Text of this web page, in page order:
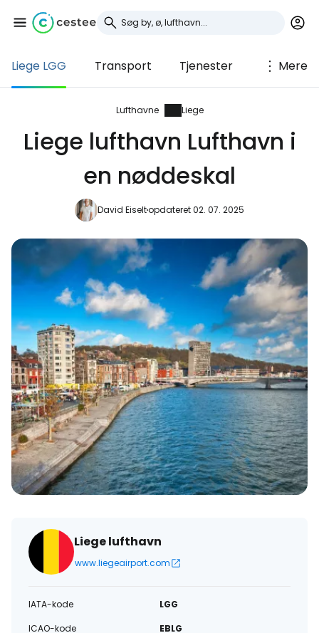
Liege LGG Transport Tjenester Mere
Lufthavne Liege
Liege lufthavn Lufthavn i
en nøddeskal
David Eiseltopdateret 02. 07. 2025
Liege lufthavn
www.liegeairport.com
IATA-kode
LGG
ICAO-kode
EBLG
Log ind på Cestee
... det verdensomspændende
rejsefællesskab
Fortsæt med Google
Fortsæt med e-mail